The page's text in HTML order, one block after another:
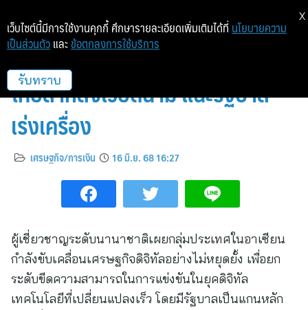
อาเซียนตื่นตัวเศรษฐกิจดิจิทัล หวั่น
ไทยล้าหลังเวียดนาม แนะรัฐบาล
เร่งเครื่อง
เศรษฐกิจ/การเงิน 16 มิ.ย. 68 16:27
ผู้เชี่ยวชาญระดับนานาชาติเผยกลุ่มประเทศในอาเซียน
กำลังขับเคลื่อนเศรษฐกิจดิจิทัลอย่างไม่หยุดยั้ง เพื่อยก
ระดับขีดความสามารถในการแข่งขันในยุคดิจิทัล
เทคโนโลยีที่เปลี่ยนแปลงเร็ว โดยมีรัฐบาลเป็นแกนหลัก
เว็บไซต์นี้มีการใช้งานคุกกี้ ศึกษารายละเอียดเพิ่มเติมได้ที่ นโยบายความ
เป็นส่วนตัว และ ข้อตกลงการใช้บริการ
รับทราบ
X